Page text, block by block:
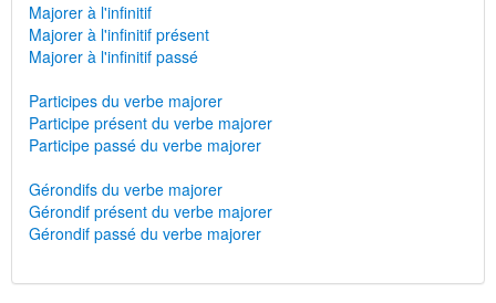
Majorer à l'infinitif
Majorer à l'infinitif présent
Majorer à l'infinitif passé
Participes du verbe majorer
Participe présent du verbe majorer
Participe passé du verbe majorer
Gérondifs du verbe majorer
Gérondif présent du verbe majorer
Gérondif passé du verbe majorer